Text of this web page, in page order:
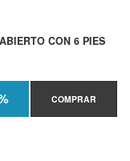
CON 6 PIES
COMPRAR